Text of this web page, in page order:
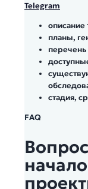
Telegram
описание
планы,
стадия,
FAQ